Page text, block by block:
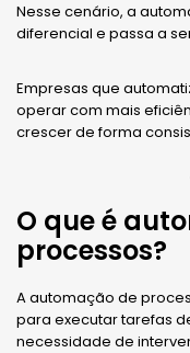
Nesse cenário, a
diferencial e passa a
Empresas que
operar com mais
crescer de forma
O que é
processos?
A automação de
para executar tarefas
necessidade de